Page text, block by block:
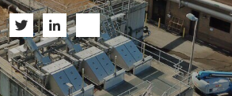
Twitter
LinkedIn
Share